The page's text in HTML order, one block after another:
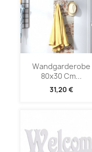
Wandgarderobe
80x30 Cm...
31,20 €